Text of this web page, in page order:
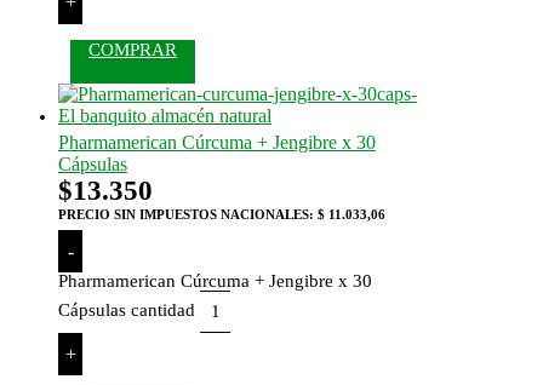
COMPRAR
Pharmamerican Cúrcuma + Jengibre x 30
Cápsulas
$13.350
PRECIO SIN IMPUESTOS NACIONALES: $ 11.033,06
-
Pharmamerican Cúrcuma + Jengibre x 30
Cápsulas cantidad
+